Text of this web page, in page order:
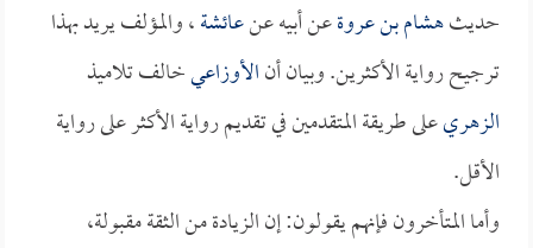
حديثهشام بن عروةعن أبيه عنعائشة، والمؤلف يريد بهذا
ترجيح رواية الأكثرين. وبيان أنالأوزاعيخالف تلاميذ
الزهريعلى طريقة المتقدمين في تقديم رواية الأكثر على رواية
الأقل.
وأما المتأخرون فإنهم يقولون: إن الزيادة من الثقة مقبولة،